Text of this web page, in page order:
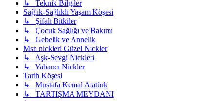
↳ Teknik Bilgiler
Sağlık-Sağlıklı Yaşam Köşesi
↳ Şifalı Bitkiler
↳ Çocuk Sağlığı ve Bakımı
↳ Gebelik ve Annelik
Msn nickleri Güzel Nickler
↳ Aşk-Sevgi Nickleri
↳ Yabancı Nickler
Tarih Köşesi
↳ Mustafa Kemal Atatürk
↳ TARTIŞMA MEYDANI